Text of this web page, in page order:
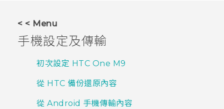
應用程式
支援服務
< < Menu
手機設定及傳輸
初次設定 HTC One M9
從 HTC 備份還原內容
從 Android 手機傳輸內容